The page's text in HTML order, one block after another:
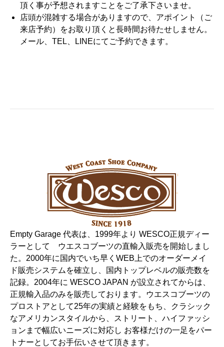
頂く事が予想されますことをご了承下さいませ。
店頭が混雑する場合がありますので、アポイント（ご
来店予約）をお取り頂くと長時間お待たせしません。
メール、TEL、LINEにてご予約できます。
Empty Garage 代表は、1999年より WESCO正規ディー
ラーとして ウエスコブーツの直輸入販売を開始しまし
た。2000年に国内でいち早くWEB上でのオーダーメイ
ド販売システムを確立し、国内トップレベルの販売数を
記録。2004年に WESCO JAPAN が設立されてからは、
正規輸入品のみを販売しております。ウエスコブーツの
プロストアとして25年の実績と経験をもち、クラシック
なアメリカンスタイルから、ストリート、ハイファッシ
ョンまで幅広いニーズに対応し お客様だけの一足をパー
トナーとしてお手伝いさせて頂きます。